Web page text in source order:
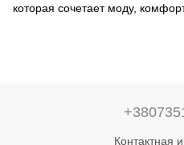
которая сочетает моду,
Контактная